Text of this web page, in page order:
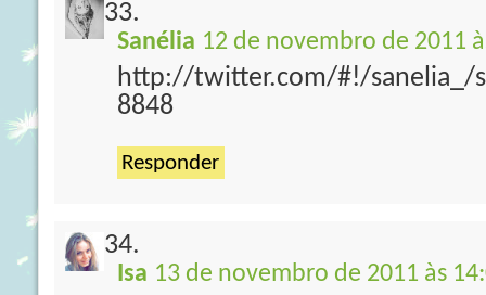
Sanélia 12 de novembro de 2011
http://twitter.com/#!/sanelia_/
8848
Responder
Isa 13 de novembro de 2011 às